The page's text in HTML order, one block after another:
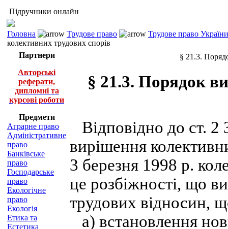
Підручники онлайн
Головна Трудове право
Трудове право
колективних трудових спорів
Партнери
Авторські
реферати,
дипломні та
курсові роботи
Предмети
Аграрне право
Адміністративне
право
Банківське
право
Господарське
право
Екологічне
право
Екологія
Етика та
Естетика
§ 21.3.
§ 21.3. Порядок
Відповідно до ст.
вирішення
3 березня 1998 р.
це розбіжності, що
трудових відносин,
а) встановлення